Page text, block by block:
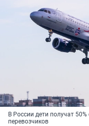
В России дети получат
перевозчиков